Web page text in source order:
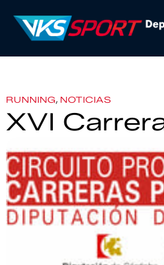
RUNNING, NOTICIAS
XVI